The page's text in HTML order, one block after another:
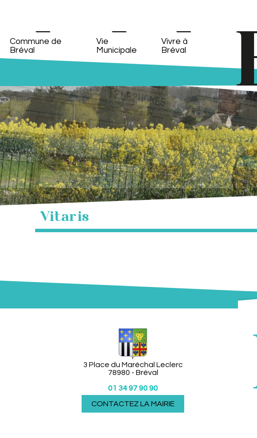
Commune de
Bréval
Vie
Municipale
Vivre à
Bréval
Mairie
Vitaris
3 Place du Maréchal Leclerc
78980 - Bréval
01 34 97 90 90
CONTACTEZ LA MAIRIE